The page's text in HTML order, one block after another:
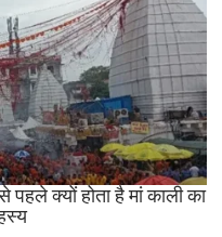
के
बन
रहे
योग
से
पहले
जान
लें
ये
4
अहम
नियम,
पहले क्यों होता है मां काली का